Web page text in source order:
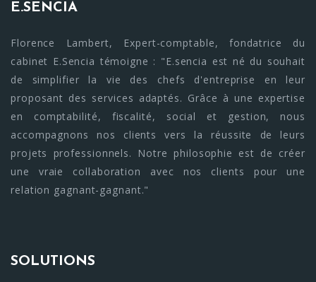
E.SENCIA
Florence Lambert, Expert-comptable, fondatrice du
cabinet E.Sencia témoigne : "E.sencia est né du souhait
de simplifier la vie des chefs d'entreprise en leur
proposant des services adaptés. Grâce à une expertise
en comptabilité, fiscalité, social et gestion, nous
accompagnons nos clients vers la réussite de leurs
projets professionnels. Notre philosophie est de créer
une vraie collaboration avec nos clients pour une
relation gagnant-gagnant."
SOLUTIONS